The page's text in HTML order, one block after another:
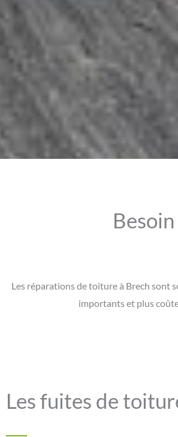
Les réparations de toiture à Brech sont
importants et plus
Les fuites de